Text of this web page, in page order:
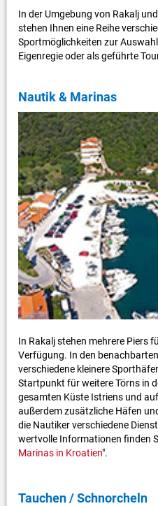
In der Umgebung von Rakalj
stehen Ihnen eine Reihe
Sportmöglichkeiten zur
Eigenregie oder als geführte
Nautik & Marinas
In Rakalj stehen mehrere Piers
Verfügung. In den
verschiedene kleinere
Startpunkt für weitere Törns in
gesamten Küste Istriens und
außerdem zusätzliche Häfen
die Nautiker verschiedene
wertvolle Informationen finden
Marinas in Kroatien".
Tauchen / Schnorcheln